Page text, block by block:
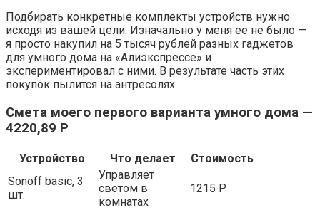
Подбирать конкретные комплекты устройств нужно
исходя из вашей цели. Изначально у меня ее не было —
я просто накупил на 5 тысяч рублей разных гаджетов
для умного дома на «Алиэкспрессе» и
экспериментировал с ними. В результате часть этих
покупок пылится на антресолях.
Смета моего первого варианта умного дома —
4220,89 Р
Устройство Что делает
Стоимость
Sonoff basic, 3
шт.
Управляет
светом в
комнатах
1215 Р